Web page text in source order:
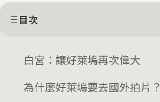
目次
白宮：讓好萊塢再次偉大
為什麼好萊塢要去國外拍片？